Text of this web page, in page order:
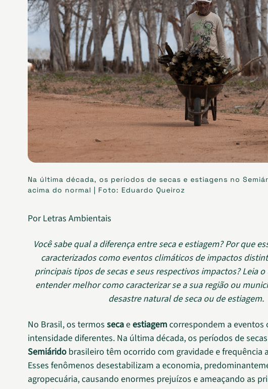
Na última década, os períodos de secas e estiagens no
acima do normal | Foto: Eduardo Queiroz
Por Letras Ambientais
Você sabe qual a diferença entre seca e estiagem? Por que
caracterizados como eventos climáticos de impactos
principais tipos de secas e seus respectivos impactos? Leia
entender melhor como caracterizar se a sua região ou
desastre natural de seca ou de estiagem.
No Brasil, os termos secaeestiagemcorrespondem a eventos
intensidade diferentes. Na última década, os períodos de
Semiárido brasileiro têm ocorrido com gravidade e frequência
Esses fenômenos desestabilizam a economia,
agropecuária, causando enormes prejuízos e ameaçando as